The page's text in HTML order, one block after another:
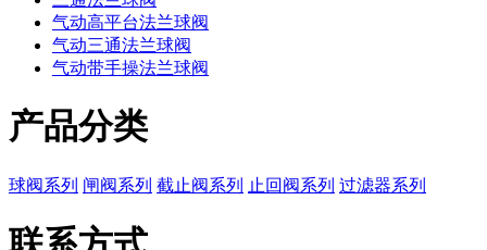
气动高平台法兰球阀
气动三通法兰球阀
气动带手操法兰球阀
产品分类
球阀系列 闸阀系列 截止阀系列 止回阀系列 过滤器系列